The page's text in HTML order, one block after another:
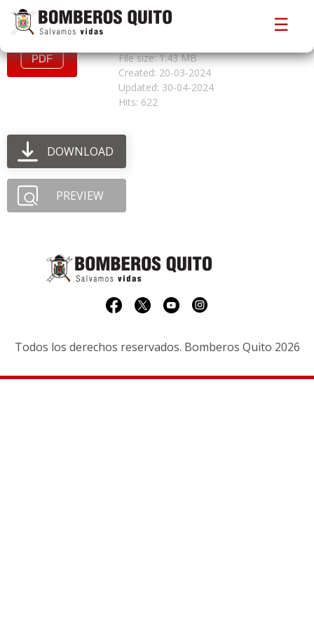
☰
SOLICITUD PARA AUTORIZACION DE
File size: 1.43 MB
Created: 20-03-2024
Updated: 30-04-2024
Hits: 622
DOWNLOAD
PREVIEW
Todos los derechos reservados. Bomberos Quito 2026